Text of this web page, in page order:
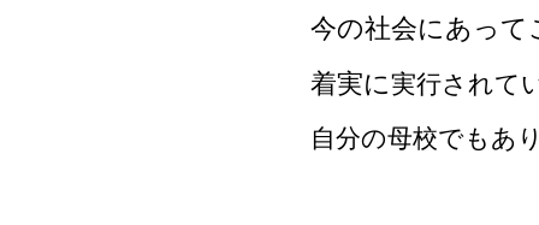
今の社会にあっ
着実に実行されて
自分の母校でもあ